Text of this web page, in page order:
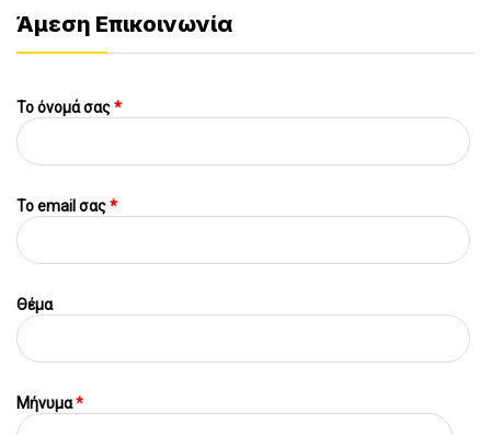
Άμεση Επικοινωνία
Το όνομά σας*
To email σας*
Θέμα
Μήνυμα*